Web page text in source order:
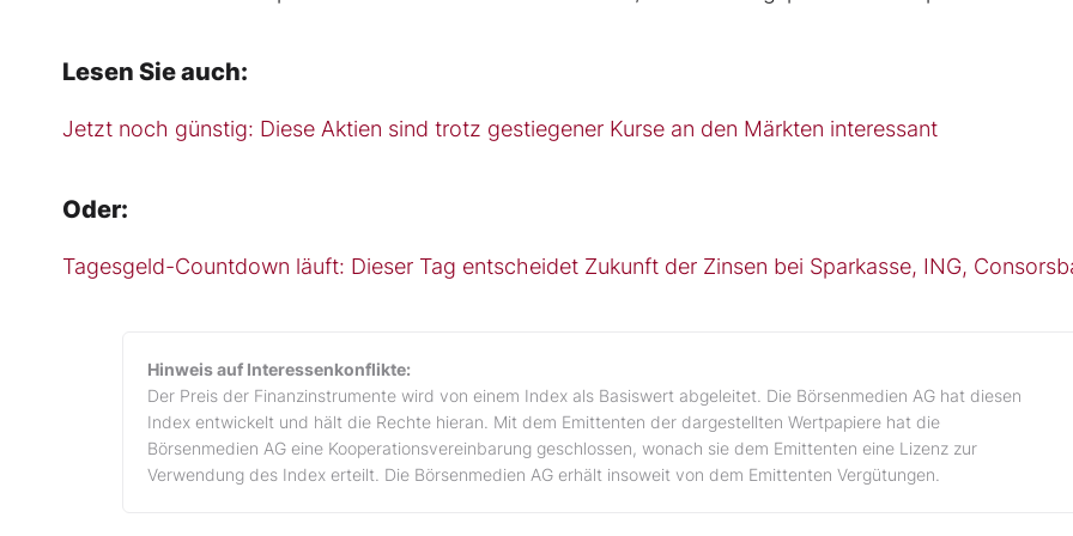
Lesen Sie auch:
Jetzt noch günstig: Diese Aktien sind trotz gestiegener Kurse an den Märkten interessant
Oder:
Tagesgeld-Countdown läuft: Dieser Tag entscheidet Zukunft der Zinsen bei Sparkasse, ING,
Hinweis auf Interessenkonflikte:
Der Preis der Finanzinstrumente wird von einem Index als Basiswert abgeleitet. Die Börsenmedien AG hat diesen
Index entwickelt und hält die Rechte hieran. Mit dem Emittenten der dargestellten Wertpapiere hat die
Börsenmedien AG eine Kooperationsvereinbarung geschlossen, wonach sie dem Emittenten eine Lizenz zur
Verwendung des Index erteilt. Die Börsenmedien AG erhält insoweit von dem Emittenten Vergütungen.